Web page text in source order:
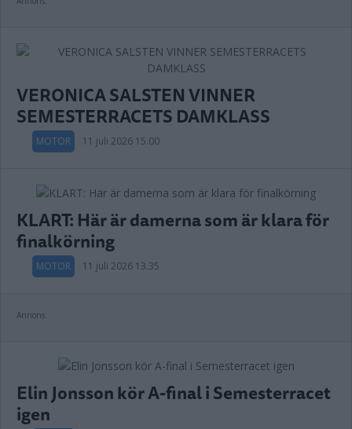
VERONICA SALSTEN VINNER
SEMESTERRACETS DAMKLASS
MOTOR 11 juli 2026 15.00
KLART: Här är damerna som är klara för
finalkörning
MOTOR 11 juli 2026 13.35
Annons:
Elin Jonsson kör A-final i Semesterracet
igen